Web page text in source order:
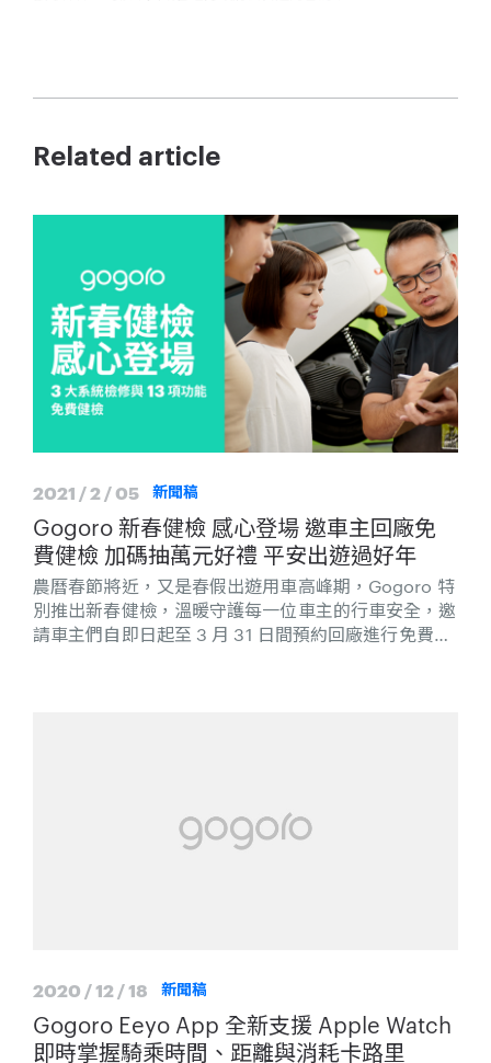
Related article
2021 / 2 / 05 新聞稿
Gogoro 新春健檢 感心登場 邀車主回廠免
費健檢 加碼抽萬元好禮 平安出遊過好年
農曆春節將近，又是春假出遊用車高峰期，Gogoro 特
別推出新春健檢，溫暖守護每一位車主的行車安全，邀
請車主們自即日起至 3 月 31 日間預約回廠進行免費車
2020 / 12 / 18 新聞稿
Gogoro Eeyo App 全新支援 Apple Watch
即時掌握騎乘時間、距離與消耗卡路里